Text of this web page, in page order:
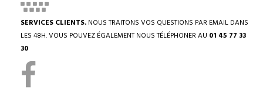
SERVICES CLIENTS. NOUS TRAITONS VOS QUESTIONS PAR EMAIL DANS
LES 48H. VOUS POUVEZ ÉGALEMENT NOUS TÉLÉPHONER AU 01 45 77 33
30